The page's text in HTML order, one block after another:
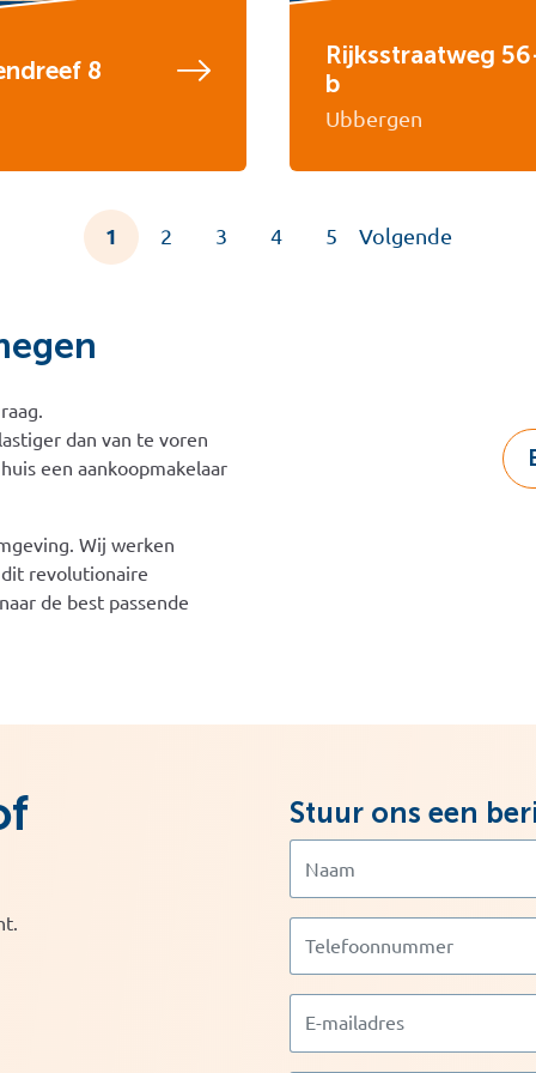
8
Rijksstraatweg
b
Ubbergen
1 2 3 4 5 Volgende
dan van te voren
een aankoopmakelaar
Wij werken
revolutionaire
de best passende
Stuur ons een